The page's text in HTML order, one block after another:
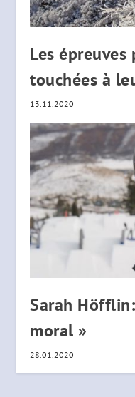
Les
touchées à
13.11.2020
Sarah
moral »
28.01.2020